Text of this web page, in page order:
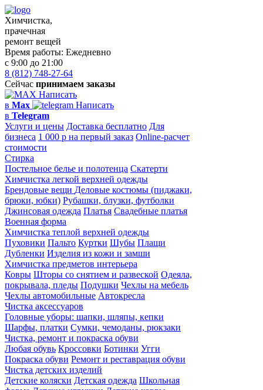
Химчистка,
прачечная
ремонт вещей
Время работы: Ежедневно
с 9:00 до 21:00
8 (812) 748-27-64
Сейчас принимаем заказы
Написать
в Max
Написать
в Telegram
Услуги и цены Доставка бесплатно Для
бизнеса 1 000 р на первый заказ Online-расчет
стоимости
Стирка
Постельное белье и полотенца Скатерти
Химчистка легкой верхней одежды
Брендовые вещи Деловые костюмы (пиджаки,
брюки, юбки) Рубашки, блузки, футболки
Джинсовая одежда Платья Свадебные платья
Военная форма
Химчистка теплой верхней одежды
Пуховики Пальто Куртки Шубы Плащи
Дубленки Изделия из кожи и замши
Химчистка предметов интерьера
Ковры Шторы со снятием и развеской Одеяла,
покрывала, пледы Подушки Чехлы на мебель
Чехлы автомобильные Автокресла
Чистка аксессуаров
Головные уборы: шапки, шляпы, кепки
Шарфы, платки Сумки, чемоданы, рюкзаки
Чистка, ремонт и покраска обуви
Любая обувь Кроссовки Ботинки Угги
Покраска обуви Ремонт и реставрация обуви
Чистка детских изделий
Детские коляски Детская одежда Школьная